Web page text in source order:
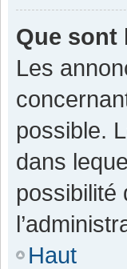
Que sont
Les
possible.
dans
possibilité
Haut